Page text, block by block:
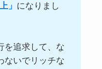
」 になりまし
を追求して、な
ないでリッチな